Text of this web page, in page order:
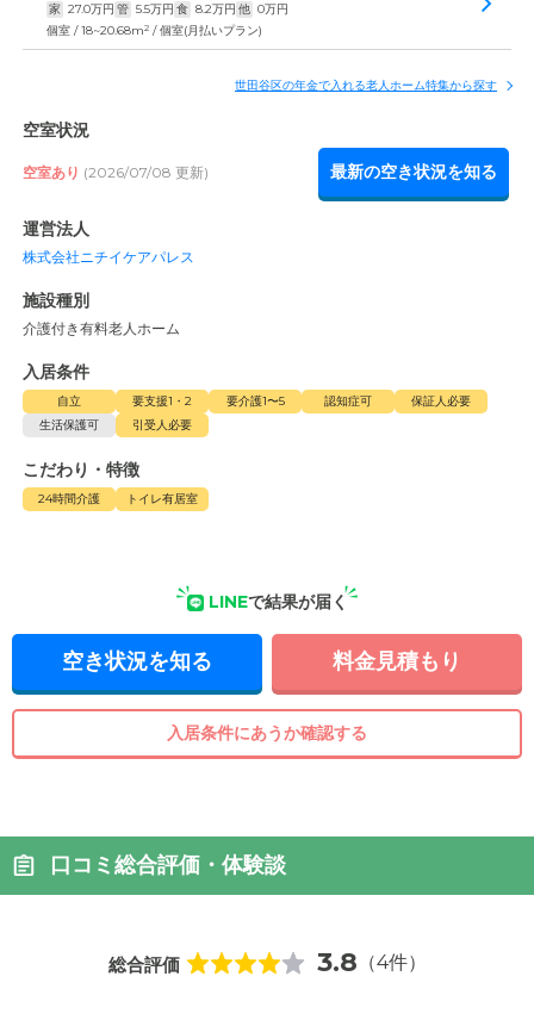
家 27.0万円 管 5.5万円 食 8.2万円 他 0万円
個室 / 18~20.68m2 / 個室(月払いプラン)
世田谷区の年金で入れる老人ホーム特集から探す
空室状況
空室あり (2026/07/08 更新) 最新の空き状況を知る
運営法人
株式会社ニチイケアパレス
施設種別
介護付き有料老人ホーム
入居条件
自立 要支援1・2 要介護1〜5 認知症可
保証人必要
生活保護可
引受人必要
こだわり・特徴
24時間介護 トイレ有居室
LINEで結果が届く
空き状況を知る 料金見積もり
入居条件にあうか確認する
口コミ総合評価・体験談
総合評価 3.8 （4件）